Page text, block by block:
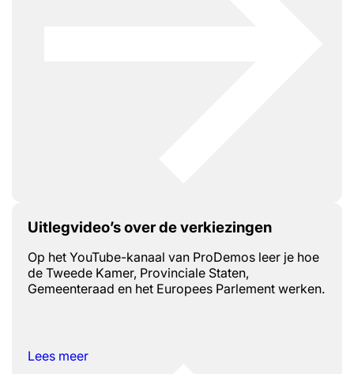
Uitlegvideo’s over de verkiezingen
Op het YouTube-kanaal van ProDemos leer je hoe
de Tweede Kamer, Provinciale Staten,
Gemeenteraad en het Europees Parlement werken.
Lees meer